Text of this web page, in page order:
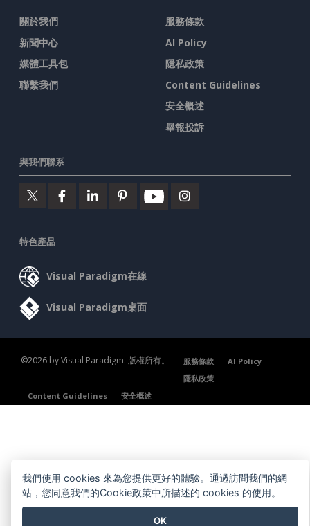
關於我們
新聞中心
媒體工具包
聯繫我們
服務條款
AI Policy
隱私政策
Content Guidelines
安全概述
舉報投訴
與我們聯系
特色產品
Visual Paradigm在線
Visual Paradigm桌面
©2026 by Visual Paradigm. 版權所有。 服務條款
AI Policy
隱私政策
Content Guidelines
安全概述
我們使用 cookies 來為您提供更好的體驗。通過訪問我們的網
站，您同意我們的Cookie政策中所描述的 cookies 的使用。
OK